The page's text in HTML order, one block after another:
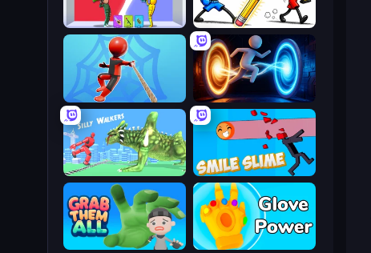
Doodle Smash
Who Dies Last?
Portal Escape
Web Master
Smile Slime
Silly Walkers
Glove Power
Grab Them All